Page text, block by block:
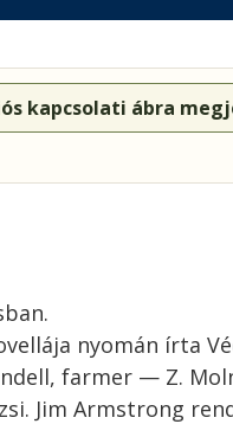
kapcsolati ábra
nyomán írta
farmer — Z.
Jim Armstrong